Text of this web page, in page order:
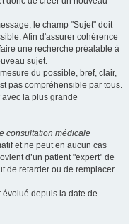
le champ "Sujet" doit
Afin d'assurer cohérence
une recherche préalable à
sujet.
du possible, bref, clair,
pas compréhensible par tous.
la plus grande
consultation médicale
et ne peut en aucun cas
d’un patient "expert" de
de retarder ou de remplacer
évolué depuis la date de